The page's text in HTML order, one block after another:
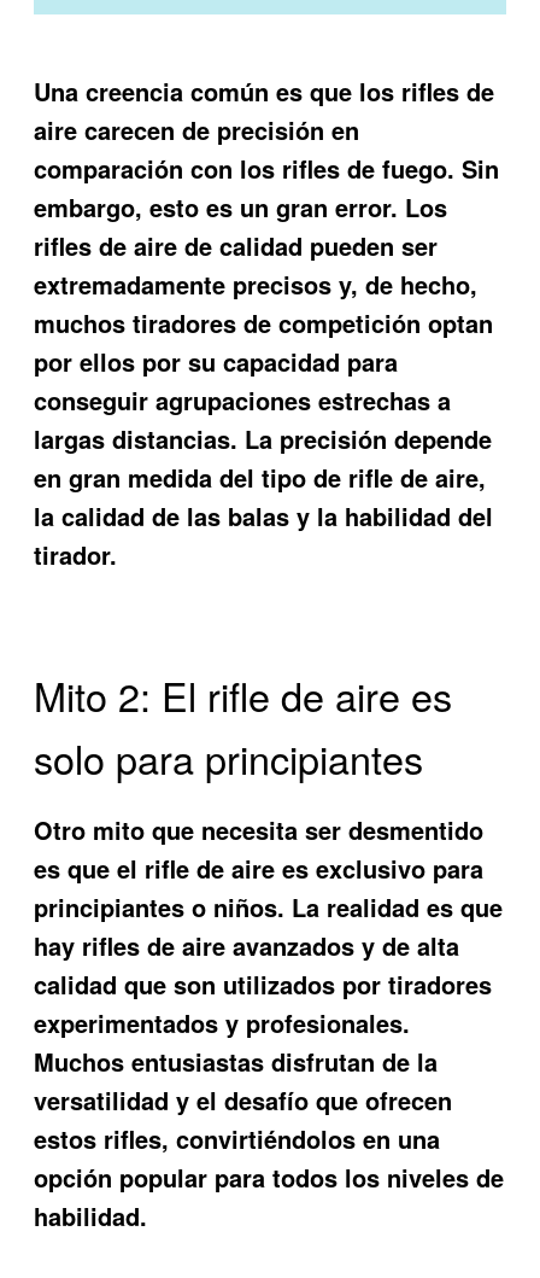
Una creencia común es que los rifles de
aire carecen de precisión en
comparación con los rifles de fuego. Sin
embargo, esto es un gran error. Los
rifles de aire de calidad pueden ser
extremadamente precisos y, de hecho,
muchos tiradores de competición optan
por ellos por su capacidad para
conseguir agrupaciones estrechas a
largas distancias. La precisión depende
en gran medida del tipo de rifle de aire,
la calidad de las balas y la habilidad del
tirador.
Mito 2: El rifle de aire es
solo para principiantes
Otro mito que necesita ser desmentido
es que el rifle de aire es exclusivo para
principiantes o niños. La realidad es que
hay rifles de aire avanzados y de alta
calidad que son utilizados por tiradores
experimentados y profesionales.
Muchos entusiastas disfrutan de la
versatilidad y el desafío que ofrecen
estos rifles, convirtiéndolos en una
opción popular para todos los niveles de
habilidad.